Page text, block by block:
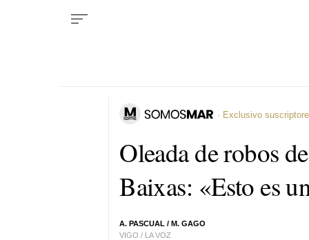
Oleada de robos
Baixas: «Esto es
A. PASCUAL /M. GAGO
VIGO / LA VOZ
· Exclusivo